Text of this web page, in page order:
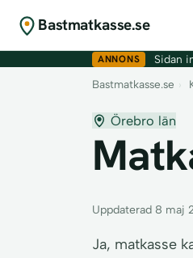
Bastmatkasse.se
ANNONS
Sidan
Bastmatkasse.se ›
Örebro län
Uppdaterad 8 maj
Ja, matkasse